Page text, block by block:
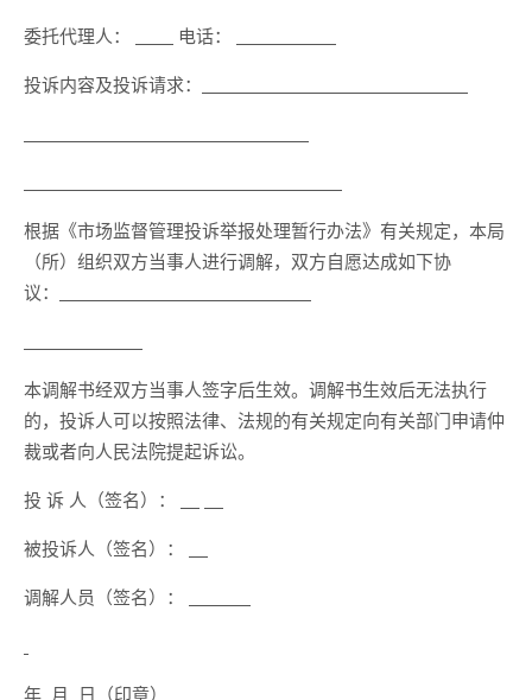
委托代理人：
电话：
投诉内容及投诉请求：
根据《市场监督管理投诉举报处理暂行办法》有关规定，本局
（所）组织双方当事人进行调解，双方自愿达成如下协
议：
本调解书经双方当事人签字后生效。调解书生效后无法执行
的，投诉人可以按照法律、法规的有关规定向有关部门申请仲
裁或者向人民法院提起诉讼。
投 诉 人（签名）：
被投诉人（签名）：
调解人员（签名）：
年 月 日（印章）